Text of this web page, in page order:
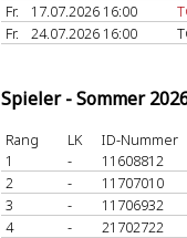
Fr.
17.07.2026 16:00
Fr.
24.07.2026 16:00
Spieler - Sommer
Rang LK
ID-Nummer
1
-
11608812
2
-
11707010
3
-
11706932
4
-
21702722